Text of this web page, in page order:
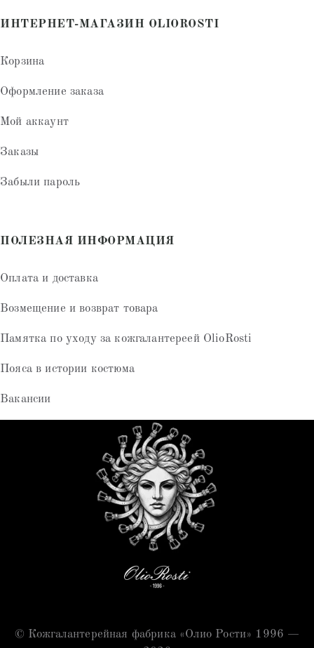
ИНТЕРНЕТ-МАГАЗИН OLIOROSTI
Корзина
Оформление заказа
Мой аккаунт
Заказы
Забыли пароль
ПОЛЕЗНАЯ ИНФОРМАЦИЯ
Оплата и доставка
Возмещение и возврат товара
Памятка по уходу за кожгалантереей OlioRosti
Пояса в истории костюма
Вакансии
© Кожгалантерейная фабрика «Олио Рости» 1996 —